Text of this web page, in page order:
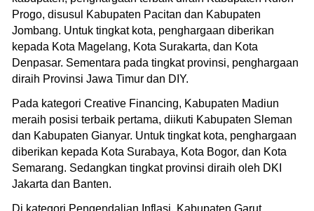
Progo, disusul Kabupaten Pacitan dan Kabupaten
Jombang. Untuk tingkat kota, penghargaan diberikan
kepada Kota Magelang, Kota Surakarta, dan Kota
Denpasar. Sementara pada tingkat provinsi, penghargaan
diraih Provinsi Jawa Timur dan DIY.
Pada kategori Creative Financing, Kabupaten Madiun
meraih posisi terbaik pertama, diikuti Kabupaten Sleman
dan Kabupaten Gianyar. Untuk tingkat kota, penghargaan
diberikan kepada Kota Surabaya, Kota Bogor, dan Kota
Semarang. Sedangkan tingkat provinsi diraih oleh DKI
Jakarta dan Banten.
Di kategori Pengendalian Inflasi, Kabupaten Garut